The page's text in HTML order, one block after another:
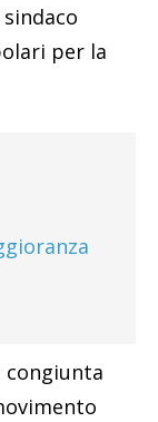
per la
congiunta